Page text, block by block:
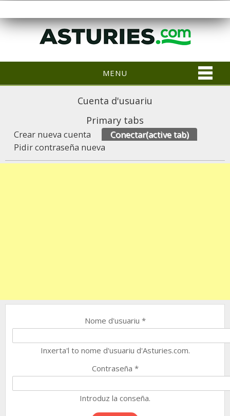
MENU
Cuenta d'usuariu
Primary tabs
Crear nueva cuenta Conectar(active tab)
Pidir contraseña nueva
Nome d'usuariu *
Inxerta'l to nome d'usuariu d'Asturies.com.
Contraseña *
Introduz la conseña.